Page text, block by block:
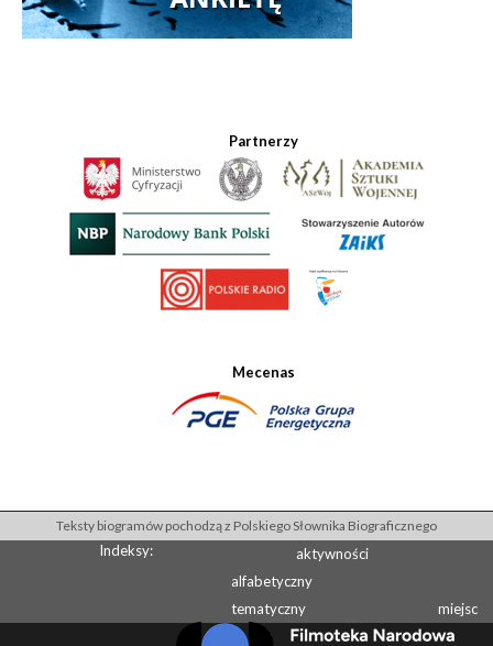
Partnerzy
Mecenas
Teksty biogramów pochodzą z Polskiego Słownika Biograficznego
Indeksy:
aktywności
alfabetyczny
tematyczny
miejsc